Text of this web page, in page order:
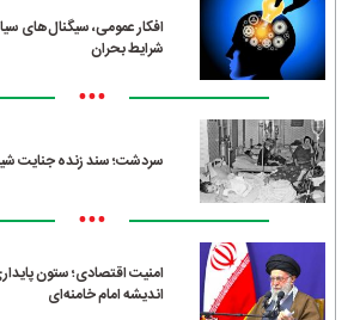
افکار عمومی، سیگنال‌های
شرایط بحران
•••
سردشت؛ سند زنده جنایت
•••
امنیت اقتصادی؛ ستون
اندیشه امام خامنه‌ای